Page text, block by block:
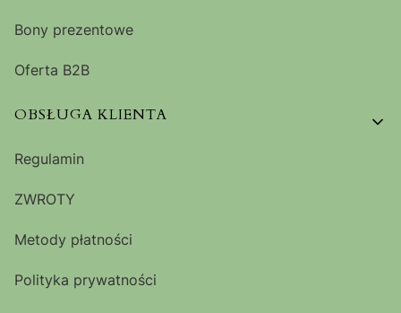
Bony prezentowe
Oferta B2B
OBSŁUGA KLIENTA
Regulamin
ZWROTY
Metody płatności
Polityka prywatności